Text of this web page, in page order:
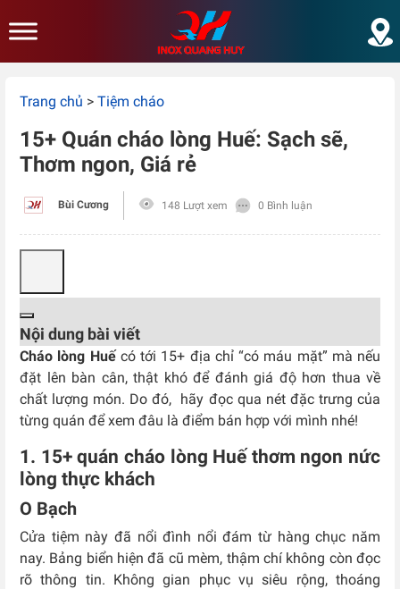
Trang chủ > Tiệm cháo
15+ Quán cháo lòng Huế: Sạch sẽ,
Thơm ngon, Giá rẻ
Bùi Cương 148 Lượt xem 0 Bình luận
Nội dung bài viết
Cháo lòng Huế có tới 15+ địa chỉ “có máu mặt” mà nếu
đặt lên bàn cân, thật khó để đánh giá độ hơn thua về
chất lượng món. Do đó, hãy đọc qua nét đặc trưng của
từng quán để xem đâu là điểm bán hợp với mình nhé!
1. 15+ quán cháo lòng Huế thơm ngon nức
lòng thực khách
O Bạch
Cửa tiệm này đã nổi đình nổi đám từ hàng chục năm
nay. Bảng biển hiện đã cũ mèm, thậm chí không còn đọc
rõ thông tin. Không gian phục vụ siêu rộng, thoáng